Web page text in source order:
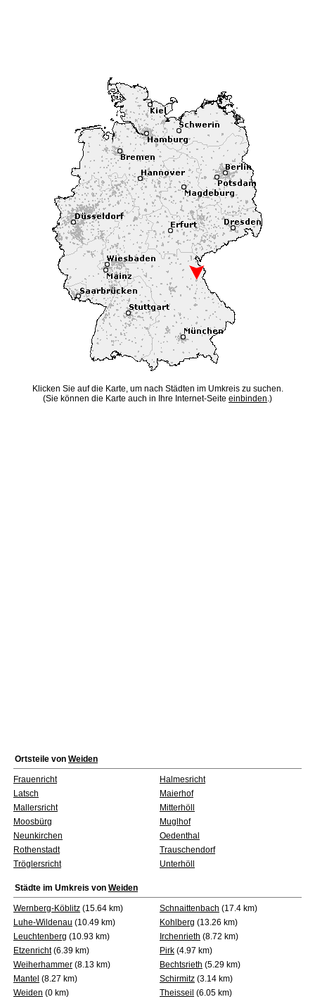
Klicken Sie auf die Karte, um nach Städten im Umkreis zu suchen.
(Sie können die Karte auch in Ihre Internet-Seite einbinden.)
Ortsteile von Weiden
Frauenricht
Halmesricht
Latsch
Maierhof
Mallersricht
Mitterhöll
Moosbürg
Muglhof
Neunkirchen
Oedenthal
Rothenstadt
Trauschendorf
Tröglersricht
Unterhöll
Städte im Umkreis von Weiden
Wernberg-Köblitz (15.64 km) Schnaittenbach (17.4 km)
Luhe-Wildenau (10.49 km) Kohlberg (13.26 km)
Leuchtenberg (10.93 km) Irchenrieth (8.72 km)
Etzenricht(6.39 km) Pirk (4.97 km)
Weiherhammer (8.13 km) Bechtsrieth (5.29 km)
Mantel (8.27 km) Schirmitz (3.14 km)
Weiden (0 km) Theisseil (6.05 km)